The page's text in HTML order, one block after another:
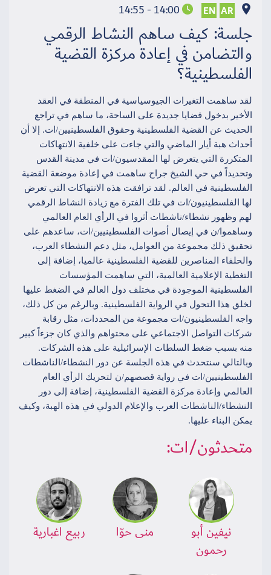
AR
EN
14:00 - 14:55
جلسة: كيف ساهم النشاط الرقمي
والتضامن في إعادة مركزة القضية
الفلسطينية؟
لقد ساهمت التغيرات الجيوسياسية في المنطقة في العقد
الأخير بدخول قضايا جديدة على الساحة، ما ساهم في تراجع
الحديث عن القضية الفلسطينية وحقوق الفلسطينيين/ات. إلا أن
أحداث هبة أيار الماضي والتي جاءت على خلفية الانتهاكات
المتكررة التي يتعرض لها المقدسيون/ات في مدينة القدس
وتحديداً في حي الشيخ جراح ساهمت في إعادة موضعة القضية
الفلسطينية في العالم. لقد ترافقت هذه الانتهاكات التي تعرض
لها الفلسطينيون/ات في تلك الفترة مع زيادة النشاط الرقمي
لهم وظهور نشطاء/ناشطات أثروا في الرأي العام العالمي
وساهموا/ن في إيصال أصوات الفلسطينيين/ات، ساعدهم على
تحقيق ذلك مجموعة من العوامل، مثل دعم النشطاء العرب،
والحلفاء المناصرين للقضية الفلسطينية عالميا، إضافة إلى
التغطية الإعلامية العالمية، التي ساهمت المؤسسات
الفلسطينية الموجودة في مختلف دول العالم في الضغط عليها
لخلق هذا التحول في الرواية الفلسطينية. وبالرغم من كل ذلك،
واجه الفلسطينيون/ات مجموعة من المحددات، مثل رقابة
شركات التواصل الاجتماعي على محتواهم والذي كان جزءاً كبير
منه بسبب ضغط السلطات الإسرائيلية على هذه الشركات.
وبالتالي سنتحدث في هذه الجلسة عن دور النشطاء/الناشطات
الفلسطينيين/ات في رواية قصصهم/ن لتحريك الرأي العام
العالمي وإعادة مركزة القضية الفلسطينية، إضافة إلى دور
النشطاء/الناشطات العرب والإعلام الدولي في هذه الهبة، وكيف
يمكن البناء عليها.
متحدثون/ات:
نيفين أبو
رحمون
منى حوّا ربيع اغبارية